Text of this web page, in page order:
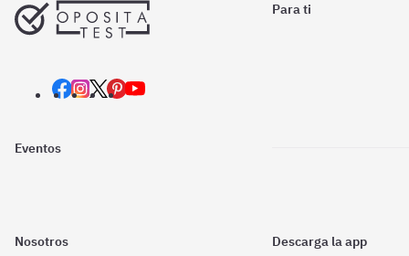
Para ti
Eventos
Nosotros Descarga la app